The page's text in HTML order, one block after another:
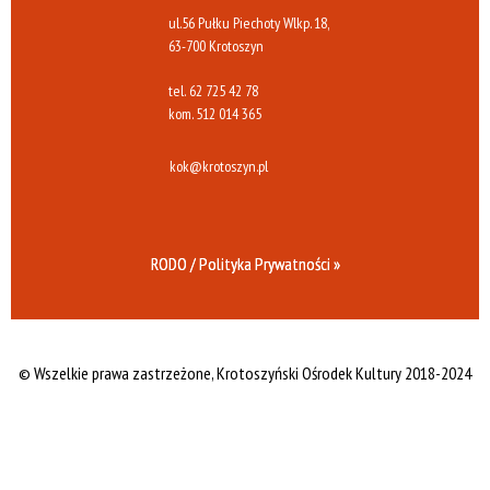
ul.56 Pułku Piechoty Wlkp. 18,
63-700 Krotoszyn
tel. 62 725 42 78
kom.512 014 365
kok@krotoszyn.pl
RODO / Polityka Prywatności »
© Wszelkie prawa zastrzeżone,Krotoszyński Ośrodek Kultury 2018-2024